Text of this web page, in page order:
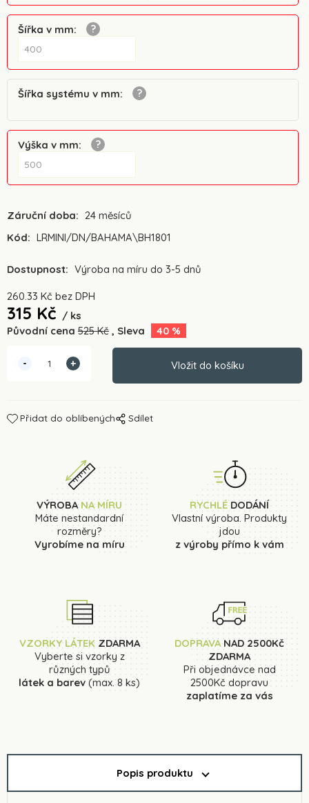
Šířka v mm:
Šířka systému v mm:
Výška v mm:
Záruční doba: 24 měsíců
Kód: LRMINI/DN/BAHAMA\BH1801
Dostupnost: Výroba na míru do 3-5 dnů
260.33 Kč bez DPH
315 Kč
ks
Původní cena 525Kč Sleva 40 %
Přidat do oblíbených Sdílet
VÝROBA NA MÍRU
Máte nestandardní
rozměry?
Vyrobíme na míru
RYCHLÉDODÁNÍ
Vlastní výroba. Produkty
jdou
z výroby přímo k vám
VZORKY LÁTEK ZDARMA
Vyberte si vzorky z
různých typů
látek a barev (max. 8 ks)
DOPRAVANAD 2500Kč
ZDARMA
Při objednávce nad
2500Kč dopravu
zaplatíme za vás
Popis produktu